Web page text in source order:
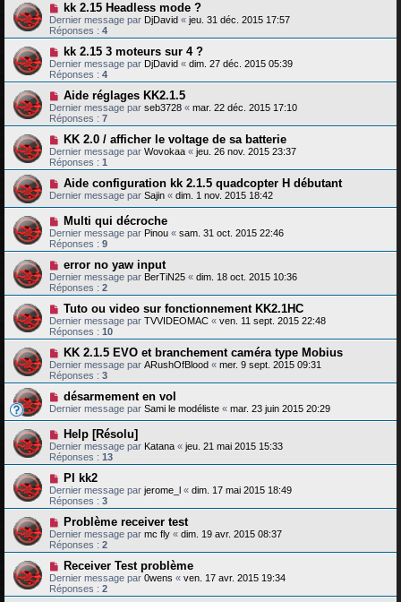
kk 2.15 Headless mode ?
Dernier message par DjDavid « jeu. 31 déc. 2015 17:57
Réponses : 4
kk 2.15 3 moteurs sur 4 ?
Dernier message par DjDavid « dim. 27 déc. 2015 05:39
Réponses : 4
Aide réglages KK2.1.5
Dernier message par seb3728 « mar. 22 déc. 2015 17:10
Réponses : 7
KK 2.0 / afficher le voltage de sa batterie
Dernier message par Wovokaa « jeu. 26 nov. 2015 23:37
Réponses : 1
Aide configuration kk 2.1.5 quadcopter H débutant
Dernier message par Sajin « dim. 1 nov. 2015 18:42
Multi qui décroche
Dernier message par Pinou « sam. 31 oct. 2015 22:46
Réponses : 9
error no yaw input
Dernier message par BerTiN25 « dim. 18 oct. 2015 10:36
Réponses : 2
Tuto ou video sur fonctionnement KK2.1HC
Dernier message par TVVIDEOMAC « ven. 11 sept. 2015 22:48
Réponses : 10
KK 2.1.5 EVO et branchement caméra type Mobius
Dernier message par ARushOfBlood « mer. 9 sept. 2015 09:31
Réponses : 3
désarmement en vol
Dernier message par Sami le modéliste « mar. 23 juin 2015 20:29
Help [Résolu]
Dernier message par Katana « jeu. 21 mai 2015 15:33
Réponses : 13
PI kk2
Dernier message par jerome_l « dim. 17 mai 2015 18:49
Réponses : 3
Problème receiver test
Dernier message par mc fly « dim. 19 avr. 2015 08:37
Réponses : 2
Receiver Test problème
Dernier message par 0wens « ven. 17 avr. 2015 19:34
Réponses : 2